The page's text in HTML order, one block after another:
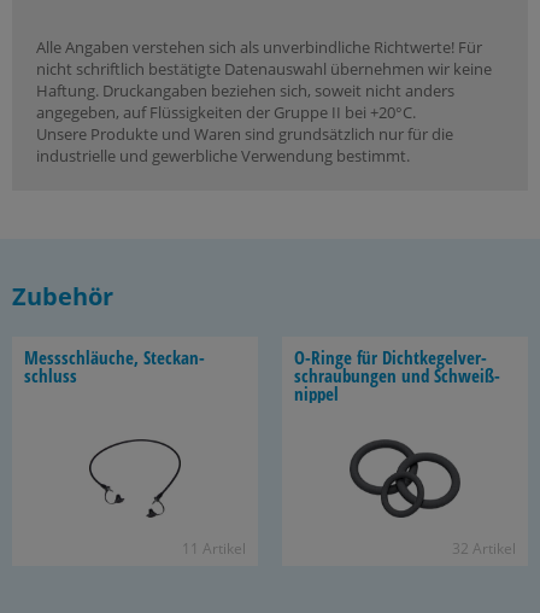
Alle Angaben verstehen sich als unverbindliche Richtwerte! Für
nicht schriftlich bestätigte Datenauswahl übernehmen wir keine
Haftung. Druckangaben beziehen sich, soweit nicht anders
angegeben, auf Flüssigkeiten der Gruppe II bei +20°C.
Unsere Produkte und Waren sind grundsätzlich nur für die
industrielle und gewerbliche Verwendung bestimmt.
Zubehör
Mess­schläu­che, Steck­an­
schluss
11 Ar­ti­kel
O-​Ringe für Dicht­ke­gel­ver­
schrau­bun­gen und Schweiß­
nip­pel
32 Ar­ti­kel